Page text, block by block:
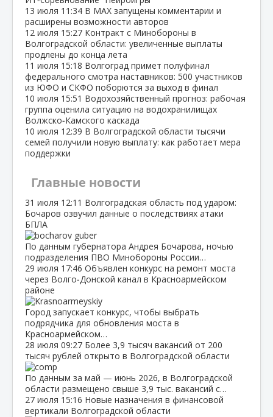
13 июля 11:34 В МАХ запущены комментарии и
расширены возможности авторов
12 июля 15:27 Контракт с Минобороны в
Волгоградской области: увеличенные выплаты
продлены до конца лета
11 июля 15:18 Волгоград примет полуфинал
федерального смотра наставников: 500 участников
из ЮФО и СКФО поборются за выход в финал
10 июля 15:51 Водохозяйственный прогноз: рабочая
группа оценила ситуацию на водохранилищах
Волжско‑Камского каскада
10 июля 12:39 В Волгоградской области тысячи
семей получили новую выплату: как работает мера
поддержки
Главные новости
31 июля 12:11 Волгоградская область под ударом:
Бочаров озвучил данные о последствиях атаки
БПЛА
По данным губернатора Андрея Бочарова, ночью
подразделения ПВО Минобороны России…
29 июля 17:46 Объявлен конкурс на ремонт моста
через Волго‑Донской канал в Красноармейском
районе
Город запускает конкурс, чтобы выбрать
подрядчика для обновления моста в
Красноармейском…
28 июля 09:27 Более 3,9 тысяч вакансий от 200
тысяч рублей открыто в Волгоградской области
По данным за май — июнь 2026, в Волгоградской
области размещено свыше 3,9 тыс. вакансий с…
27 июля 15:16 Новые назначения в финансовой
вертикали Волгоградской области